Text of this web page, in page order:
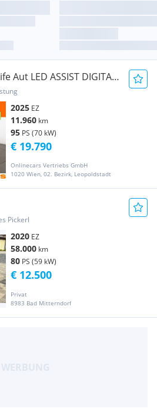
Aut LED ASSIST DIGITAL-
2025 EZ
11.960 km
95 PS (70 kW)
Onlinecars Vertriebs GmbH
1020 Wien, 02. Bezirk, Leopoldstadt
€ 19.790
Pickerl
2020 EZ
58.000 km
80 PS (59 kW)
Privat
8983 Bad Mitterndorf
€ 12.500